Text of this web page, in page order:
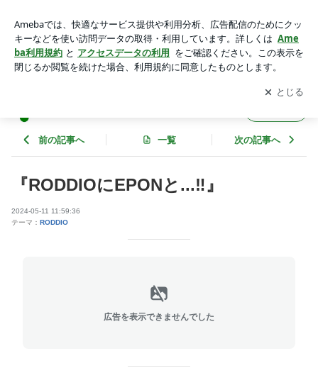
アプリをダウンロードして ブログの更新通知
を受け取りまし
ょう。
開く
前の記事へ 一覧 次の記事へ
『RODDIOにEPONと...‼︎』
2024-05-11 11:59:36
テーマ： RODDIO
広告を表示できませんでした